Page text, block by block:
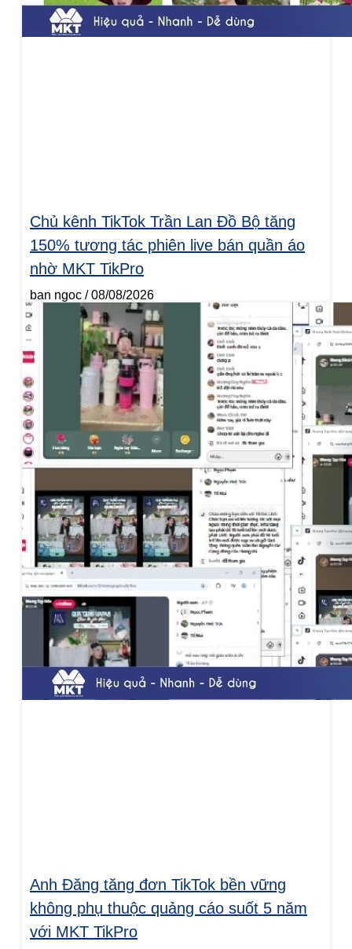
Chủ kênh TikTok Trần Lan Đồ Bộ tăng
150% tương tác phiên live bán quần áo
nhờ MKT TikPro
ban ngoc 08/08/2026
Anh Đăng tăng đơn TikTok bền vững
không phụ thuộc quảng cáo suốt 5 năm
với MKT TikPro